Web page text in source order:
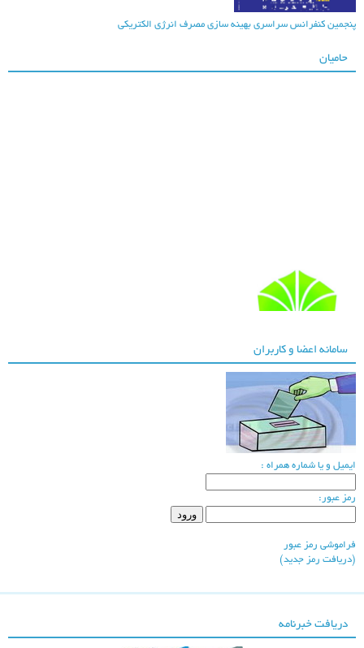
کنفرانس سراسری بهینه سازی مصرف انرژی الکتریکی
حامیان
دانشگاه شهید چمران
اهواز
شرکت برق منطقه ای
سامانه اعضا و کاربران
و یا شماره همراه :
عبور:
رمز عبور
رمز جدید)
دریافت خبرنامه